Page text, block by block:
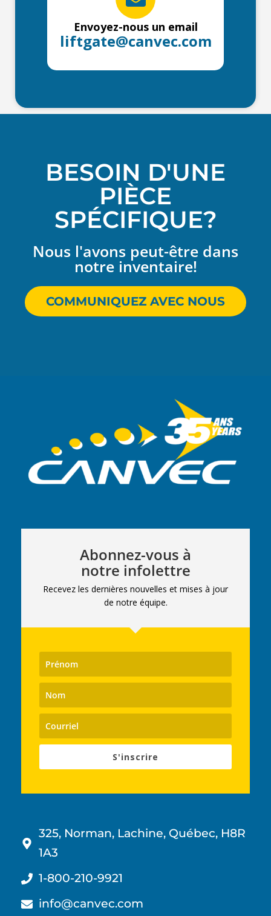
Envoyez-nous un email
liftgate@canvec.com
BESOIN D'UNE
PIÈCE
SPÉCIFIQUE?
Nous l'avons peut-être dans
notre inventaire!
COMMUNIQUEZ AVEC NOUS
Abonnez-vous à
notre infolettre
Recevez les dernières nouvelles et mises à jour
de notre équipe.
S'inscrire
325, Norman, Lachine, Québec, H8R
1A3
1-800-210-9921
info@canvec.com